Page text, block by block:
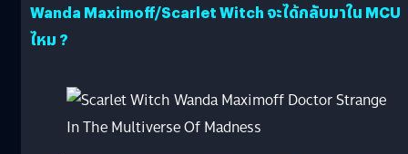
Wanda Maximoff/Scarlet Witch จะได้กลับมาใน MCU
ไหม ?